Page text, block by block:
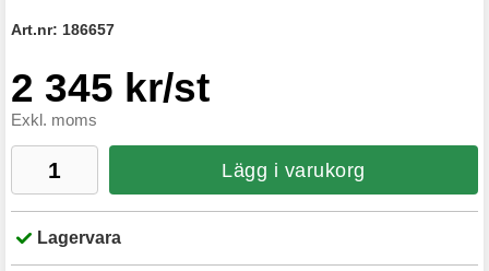
Art.nr: 186657
2 345 kr/st
Exkl. moms
Lägg i varukorg
Lagervara